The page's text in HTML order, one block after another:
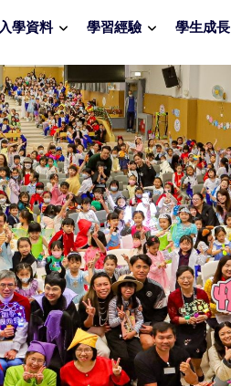
入學資料 學習經驗 學生成長